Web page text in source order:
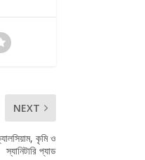
NEXT
কৃমি ও
স্যানিটারি প্যাড